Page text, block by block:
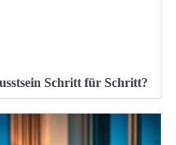
Schritt für Schritt?